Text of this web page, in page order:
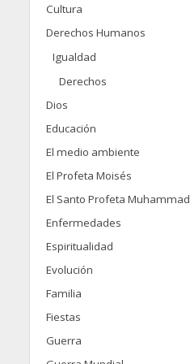
Cultura
Derechos Humanos
Igualdad
Derechos
Dios
Educación
El medio ambiente
El Profeta Moisés
El Santo Profeta Muhammad
Enfermedades
Espiritualidad
Evolución
Familia
Fiestas
Guerra